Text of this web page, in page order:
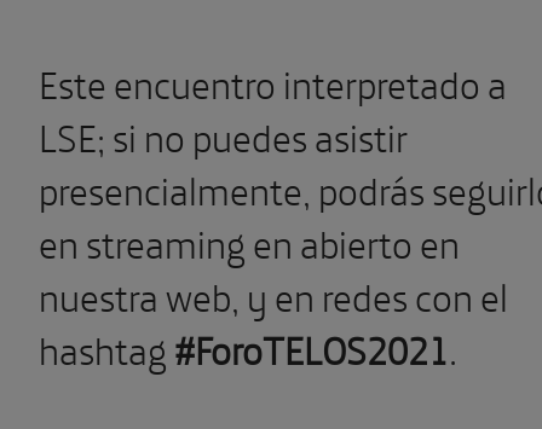
Este encuentro interpretado a
LSE; si no puedes asistir
presencialmente, podrás
en streaming en abierto en
nuestra web, y en redes con el
hashtag#ForoTELOS2021.